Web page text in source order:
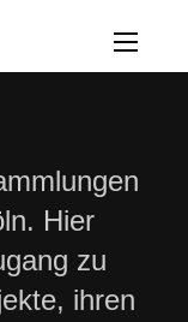
Menü
Hier
zu
ihren